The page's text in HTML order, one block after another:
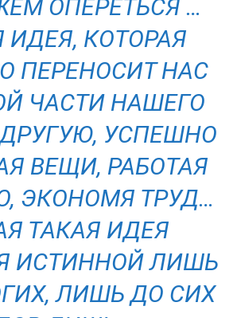
ОПЕРЕТЬСЯ …
КОТОРАЯ
ПЕРЕНОСИТ НАС
ЧАСТИ НАШЕГО
УСПЕШНО
ВЕЩИ, РАБОТАЯ
ЭКОНОМЯ ТРУД…
ТАКАЯ ИДЕЯ
ИСТИННОЙ ЛИШЬ
ЛИШЬ ДО СИХ